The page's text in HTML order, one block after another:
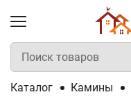
Каталог Камины